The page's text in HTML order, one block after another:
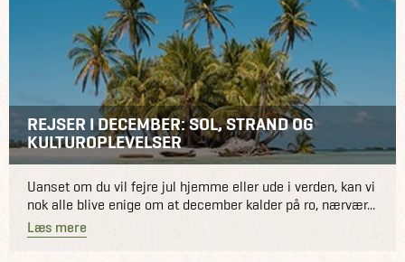
REJSER I DECEMBER: SOL, STRAND OG
KULTUROPLEVELSER
Uanset om du vil fejre jul hjemme eller ude i verden, kan vi
nok alle blive enige om at december kalder på ro, nærvær...
Læs mere